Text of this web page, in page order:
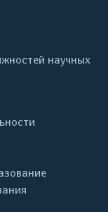
научных